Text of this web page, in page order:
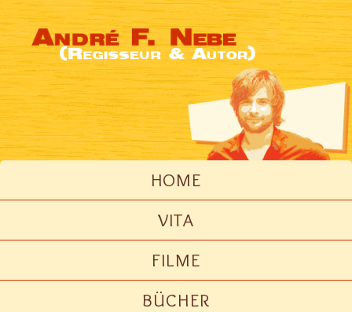
HOME
VITA
FILME
BÜCHER